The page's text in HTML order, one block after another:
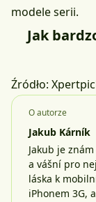
modele serii.
Jak
Źródło:
O autorze
Jakub Kárník
Jakub je
a vášní pro
láska k
iPhonem 3G,